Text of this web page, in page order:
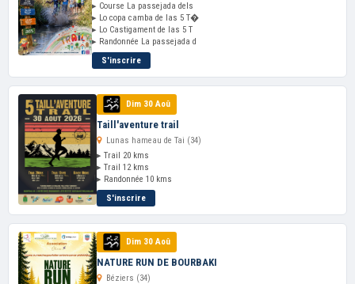
▸ Course La passejada dels
▸ Lo copa camba de las 5 T�
▸ Lo Castigament de las 5 T
▸ Randonnée La passejada d
S'inscrire
Dim 30 Aoû
Taill'aventure trail
Lunas hameau de Tai (34)
▸ Trail 20 kms
▸ Trail 12 kms
▸ Randonnée 10 kms
S'inscrire
Dim 30 Aoû
NATURE RUN DE BOURBAKI
Béziers (34)